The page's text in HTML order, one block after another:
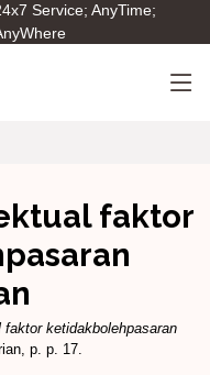
Service; AnyTime;
faktor
ketidakbolehpasaran
p. p. 17.